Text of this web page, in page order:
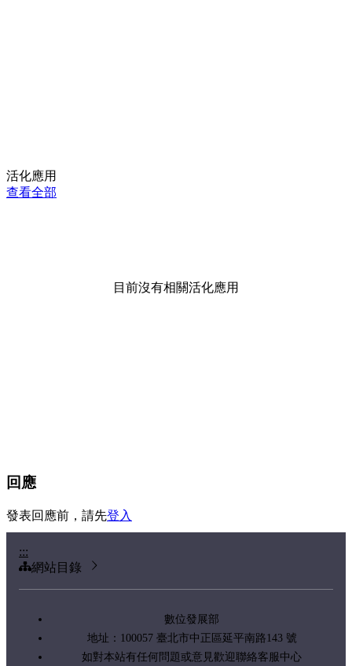
活化應用
查看全部
目前沒有相關活化應用
回應
發表回應前，請先登入
:::
網站目錄
數位發展部
地址：100057 臺北市中正區延平南路143 號
如對本站有任何問題或意見歡迎聯絡客服中心